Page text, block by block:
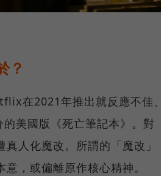
？
在2021年推出就反應不佳
美國版《死亡筆記本》。對
人化魔改。所謂的「魔改」
，或偏離原作核心精神。